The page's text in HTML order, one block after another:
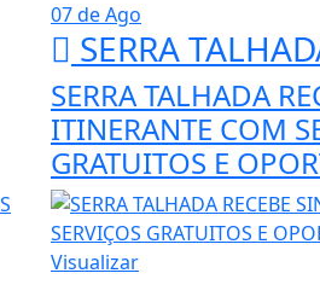
07 de Ago
SERRA
SERRA TALHADA
ITINERANTE COM
GRATUITOS E
Visualizar